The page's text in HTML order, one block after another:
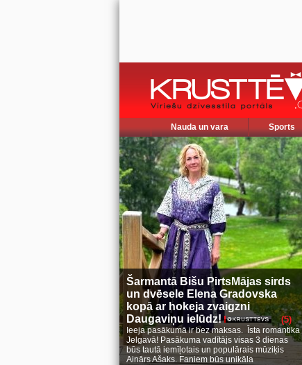
Nauda un vara Sports
Šarmantā Bišu PirtsMājas sirds
un dvēsele Elena Gradovska
kopā ar hokeja zvaigzni
Daugaviņu ielūdz!
(5)
Ieeja pasākumā ir bez maksas. Īsta romantika
Jelgavā! Pasākuma vadītājs visas 3 dienas
būs tautā iemīļotais un populārais mūziķis
Ainārs Ašaks. Faniem būs unikāla